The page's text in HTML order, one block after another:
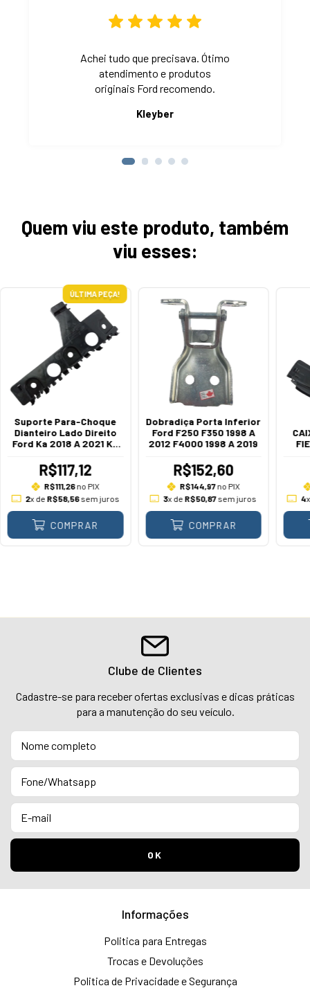
Achei tudo que precisava. Ótimo
atendimento e produtos
originais Ford recomendo.
Kleyber
Quem viu este produto, também
viu esses:
ÚLTIMA PEÇA!
Suporte Para-Choque
Dianteiro Lado Direito
Ford Ka 2018 A 2021 Ka
R$117,12
R$111,26no PIX
2x de R$58,56sem juros
COMPRAR
Dobradiça Porta Inferior
Ford F250 F350 1998 A
2012 F4000 1998 A 2019
R$152,60
R$144,97no PIX
3x de R$50,87sem juros
COMPRAR
4
Clube de Clientes
Cadastre-se para receber ofertas exclusivas e dicas práticas
para a manutenção do seu veículo.
Informações
Politica para Entregas
Trocas e Devoluções
Politica de Privacidade e Segurança